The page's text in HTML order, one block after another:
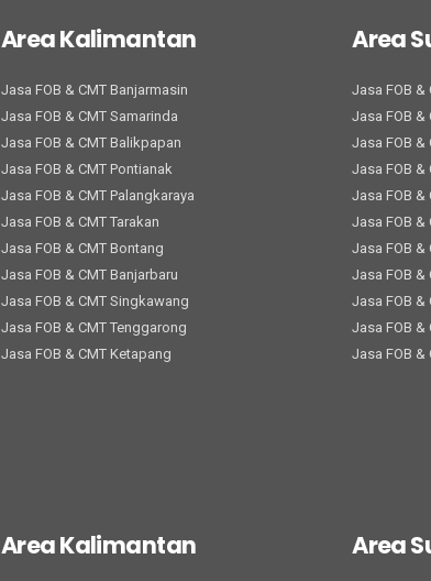
Area Kalimantan
Jasa FOB & CMT Banjarmasin
Jasa FOB & CMT Samarinda
Jasa FOB & CMT Balikpapan
Jasa FOB & CMT Pontianak
Jasa FOB & CMT Palangkaraya
Jasa FOB & CMT Tarakan
Jasa FOB & CMT Bontang
Jasa FOB & CMT Banjarbaru
Jasa FOB & CMT Singkawang
Jasa FOB & CMT Tenggarong
Jasa FOB & CMT Ketapang
Area
Jasa FOB &
Jasa FOB &
Jasa FOB &
Jasa FOB &
Jasa FOB &
Jasa FOB &
Jasa FOB &
Jasa FOB &
Jasa FOB &
Jasa FOB &
Jasa FOB &
Area Kalimantan Area